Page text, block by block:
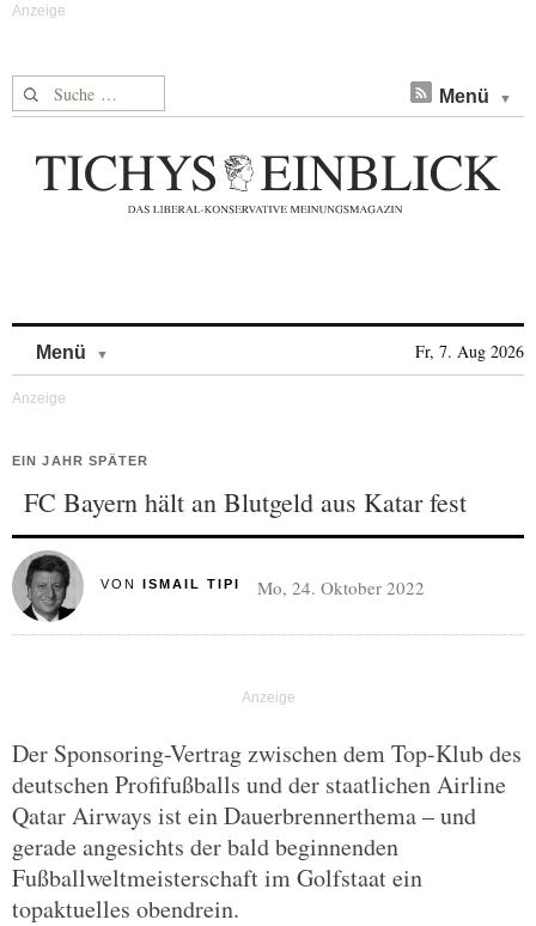
Suche nach: Menü
Menü Fr, 7. Aug 2026
EIN JAHR SPÄTER
FC Bayern hält an Blutgeld aus Katar fest
VON ISMAIL TIPI Mo, 24. Oktober 2022
Der Sponsoring-Vertrag zwischen dem Top-Klub des
deutschen Profifußballs und der staatlichen Airline
Qatar Airways ist ein Dauerbrennerthema – und
gerade angesichts der bald beginnenden
Fußballweltmeisterschaft im Golfstaat ein
topaktuelles obendrein.